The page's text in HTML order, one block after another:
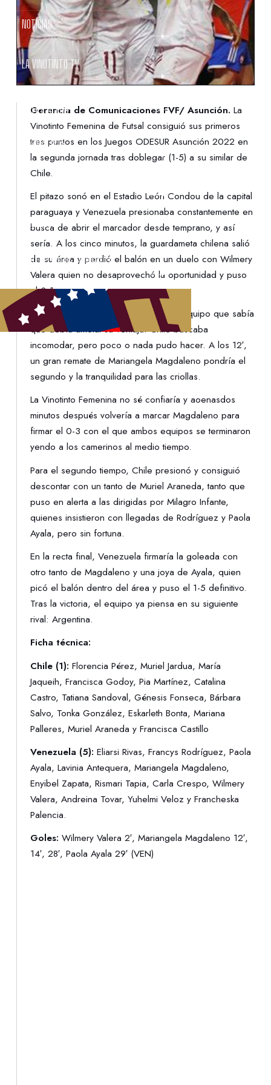
NOTICIAS
LA VINOTINTO TV
NOTIFICACIONES
NORMATIVAS
DENUNCIAS
PROTECCIÓN DE LA INFANCIA
Gerencia de Comunicaciones FVF/ Asunción. La
Vinotinto Femenina de Futsal consiguió sus primeros
tres puntos en los Juegos ODESUR Asunción 2022 en
la segunda jornada tras doblegar (1-5) a su similar de
Chile.
El pitazo sonó en el Estadio León Condou de la capital
paraguaya y Venezuela presionaba constantemente en
busca de abrir el marcador desde temprano, y así
sería. A los cinco minutos, la guardameta chilena salió
de su área y perdió el balón en un duelo con Wilmery
Valera quien no desaprovechó la oportunidad y puso
el 0-1.
El gol fue un envión anímico para un equipo que sabía
que debía amolai su ventaja. Chile buscaba
incomodar, pero poco o nada pudo hacer. A los 12′,
un gran remate de Mariangela Magdaleno pondría el
segundo y la tranquilidad para las criollas.
La Vinotinto Femenina no sé confiaría y aoenasdos
minutos después volvería a marcar Magdaleno para
firmar el 0-3 con el que ambos equipos se terminaron
yendo a los camerinos al medio tiempo.
Para el segundo tiempo, Chile presionó y consiguió
descontar con un tanto de Muriel Araneda, tanto que
puso en alerta a las dirigidas por Milagro Infante,
quienes insistieron con llegadas de Rodríguez y Paola
Ayala, pero sin fortuna.
En la recta final, Venezuela firmaría la goleada con
otro tanto de Magdaleno y una joya de Ayala, quien
picó el balón dentro del área y puso el 1-5 definitivo.
Tras la victoria, el equipo ya piensa en su siguiente
rival: Argentina.
Ficha técnica:
Chile (1): Florencia Pérez, Muriel Jardua, María
Jaqueih, Francisca Godoy, Pia Martínez, Catalina
Castro, Tatiana Sandoval, Génesis Fonseca, Bárbara
Salvo, Tonka González, Eskarleth Bonta, Mariana
Palleres, Muriel Araneda y Francisca Castillo
Venezuela (5): Eliarsi Rivas, Francys Rodríguez, Paola
Ayala, Lavinia Antequera, Mariangela Magdaleno,
Enyibel Zapata, Rismari Tapia, Carla Crespo, Wilmery
Valera, Andreina Tovar, Yuhelmi Veloz y Francheska
Palencia.
Goles: Wilmery Valera 2′, Mariangela Magdaleno 12′,
14′, 28′, Paola Ayala 29′ (VEN)